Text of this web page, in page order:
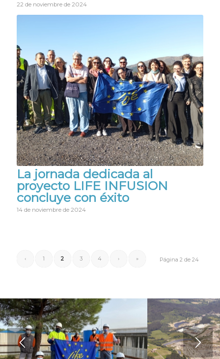
22 de noviembre de 2024
La jornada dedicada al
proyecto LIFE INFUSION
concluye con éxito
14 de noviembre de 2024
Página 2 de 24
‹ 1 2 3 4 › »